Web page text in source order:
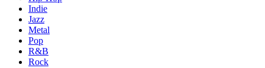
Indie
Jazz
Metal
Pop
R&B
Rock